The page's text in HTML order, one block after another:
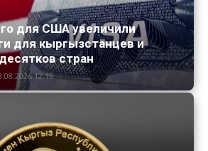
для США увеличили
для кыргызстанцев и
стран
12:19